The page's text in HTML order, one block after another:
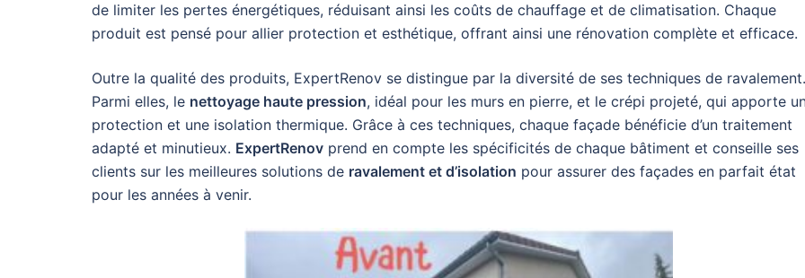
de limiter les pertes énergétiques, réduisant ainsi les coûts de chauffage et de climatisation. Chaque
produit est pensé pour allier protection et esthétique, offrant ainsi une rénovation complète et efficace.
Outre la qualité des produits, ExpertRenov se distingue par la diversité de ses techniques de ravalement.
Parmi elles, le nettoyage haute pression, idéal pour les murs en pierre, et le crépi projeté, qui apporte
protection et une isolation thermique. Grâce à ces techniques, chaque façade bénéficie d’un traitement
adapté et minutieux. ExpertRenov prend en compte les spécificités de chaque bâtiment et conseille ses
clients sur les meilleures solutions de ravalement et d’isolation pour assurer des façades en parfait état
pour les années à venir.